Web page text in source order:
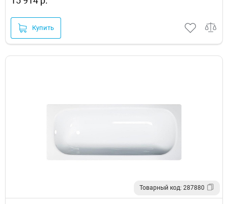
Купить
Товарный код: 287880